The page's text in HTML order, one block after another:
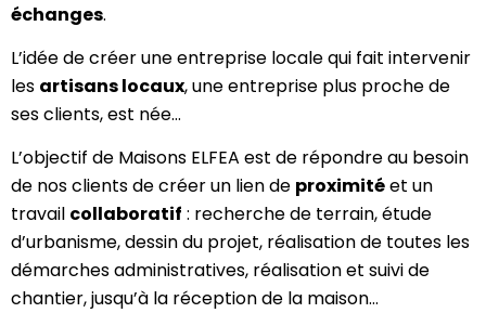
échanges.
L’idée de créer une entreprise locale qui fait intervenir
les artisans locaux, une entreprise plus proche de
ses clients, est née…
L’objectif de Maisons ELFEA est de répondre au besoin
de nos clients de créer un lien de proximitéet un
travail collaboratif : recherche de terrain, étude
d’urbanisme, dessin du projet, réalisation de toutes les
démarches administratives, réalisation et suivi de
chantier, jusqu’à la réception de la maison…